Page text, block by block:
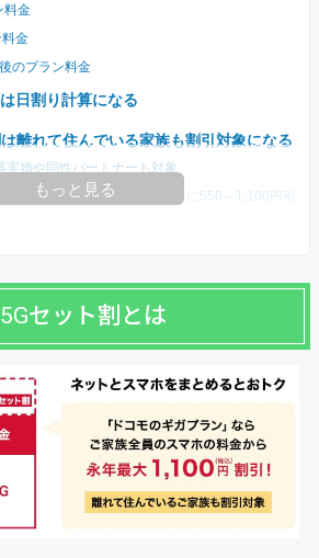
料金
金
のプラン料金
日割り計算になる
離れて住んでいる家族も割引対象になる
実婚や同性パートナーも対象
以上ならみんなドコモ割でさらに550～1,100円引
もっと見る
セット割とは